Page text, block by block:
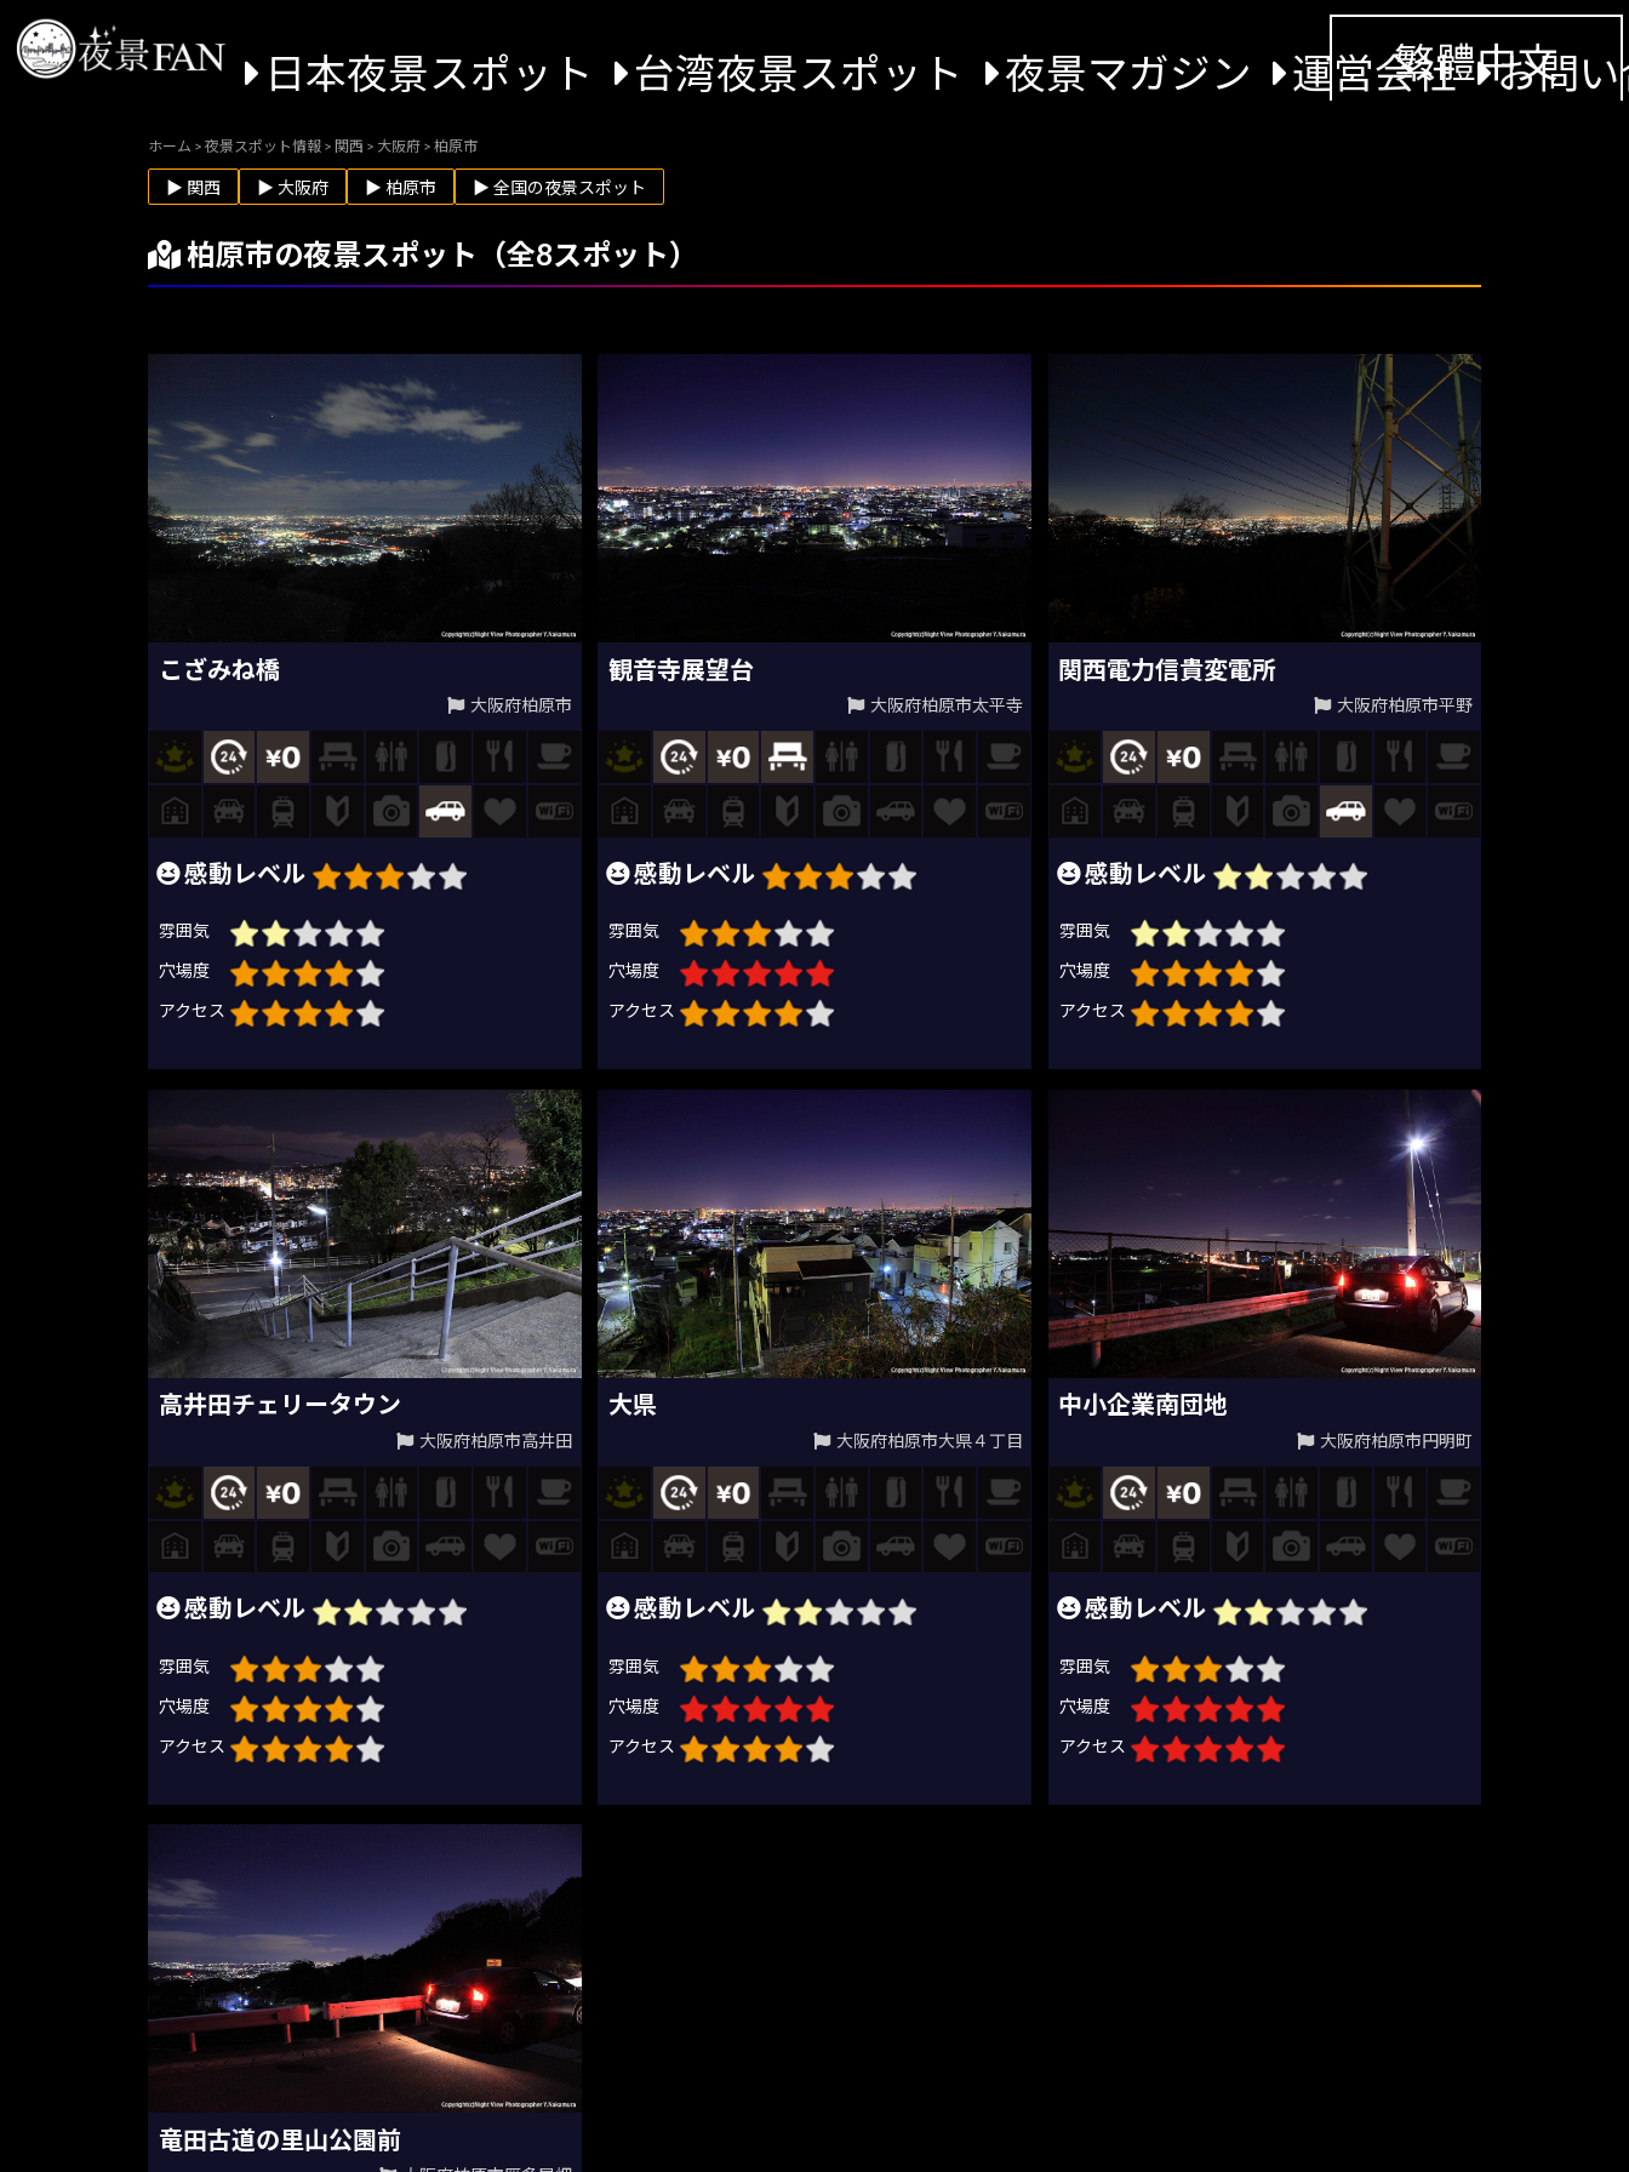
日本夜景スポット 台湾夜景スポット 夜景マガジン 運営会社 お問
繁體中文
ホーム > 夜景スポット情報 > 関西 > 大阪府 > 柏原市
▶ 関西 ▶ 大阪府 ▶ 柏原市 ▶ 全国の夜景スポット
柏原市の夜景スポット（全8スポット）
こざみね橋
大阪府柏原市
感動レベル
雰囲気
穴場度
アクセス
観音寺展望台
大阪府柏原市太平寺
感動レベル
雰囲気
穴場度
アクセス
関西電力信貴変電所
大阪府柏原市平野
感動レベル
雰囲気
穴場度
アクセス
高井田チェリータウン
大阪府柏原市高井田
感動レベル
雰囲気
穴場度
アクセス
大県
大阪府柏原市大県４丁目
感動レベル
雰囲気
穴場度
アクセス
中小企業南団地
大阪府柏原市円明町
感動レベル
雰囲気
穴場度
アクセス
竜田古道の里山公園前